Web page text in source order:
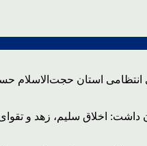
استان حجت‌الاسلام
اخلاق سلیم، زهد و